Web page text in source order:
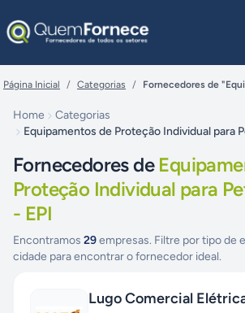
Página Inicial / Categorias / Fornecedores de
Home
Categorias
Equipamentos de Proteção Individual para
Fornecedores de
Proteção Individual para
- EPI
Encontramos 29empresas. Filtre por tipo de
cidade para encontrar o fornecedor ideal.
Lugo Comercial